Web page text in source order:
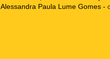
Alessandra Paula Lume Gomes -